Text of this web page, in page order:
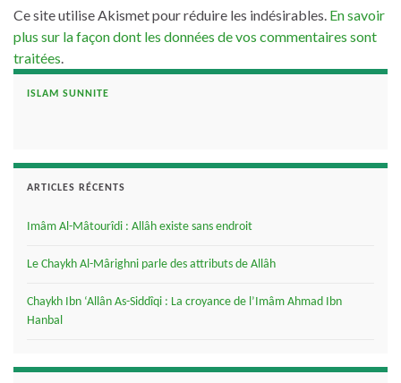
Ce site utilise Akismet pour réduire les indésirables. En savoir
plus sur la façon dont les données de vos commentaires sont
traitées
ISLAM SUNNITE
ARTICLES RÉCENTS
Imâm Al-Mâtourîdi : Allâh existe sans endroit
Le Chaykh Al-Mârighni parle des attributs de Allâh
Chaykh Ibn ‘Allân As-Siddîqi : La croyance de l’Imâm Ahmad Ibn
Hanbal